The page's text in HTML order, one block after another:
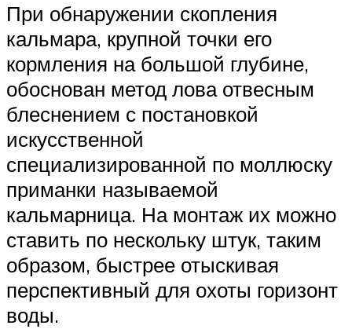
При обнаружении скопления
кальмара, крупной точки его
кормления на большой глубине,
обоснован метод лова отвесным
блеснением с постановкой
искусственной
специализированной по моллюску
приманки называемой
кальмарница. На монтаж их можно
ставить по нескольку штук, таким
образом, быстрее отыскивая
перспективный для охоты горизонт
воды.